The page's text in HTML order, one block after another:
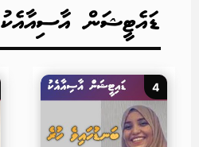
ޑައެޓީޝަން އާސިއާއެކު
4